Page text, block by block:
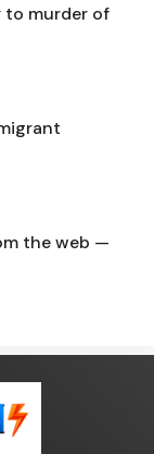
to murder of
the web —